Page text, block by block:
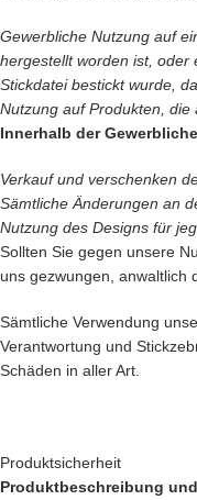
Gewerbliche Nutzung auf
hergestellt worden ist, oder
Stickdatei bestickt wurde,
Nutzung auf Produkten, die
Innerhalb der
Verkauf und verschenken
Sämtliche Änderungen an
Nutzung des Designs für
Sollten Sie gegen unsere
uns gezwungen, anwaltlich
Sämtliche Verwendung
Verantwortung und
Schäden in aller Art.
Produktsicherheit
Produktbeschreibung